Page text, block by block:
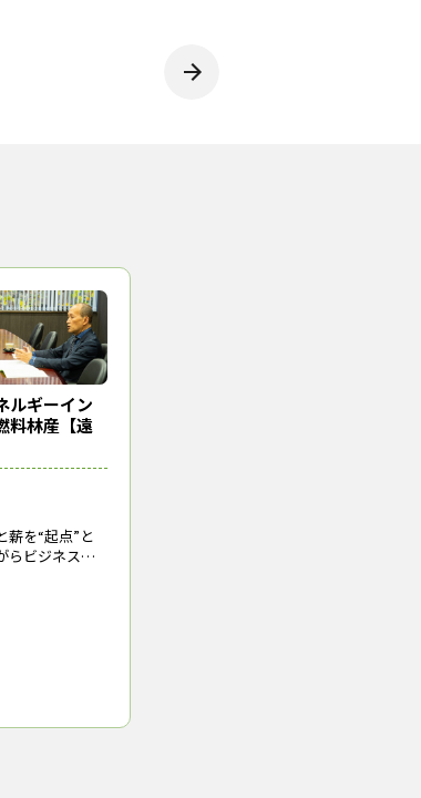
う厳しい環境の
て森林を30haほ
の販売を手伝わ
ボンオフセット
した日本の文化
長、寺田倉庫
ルギーイン
料林産【遠
薪を“起点”と
らビジネス領